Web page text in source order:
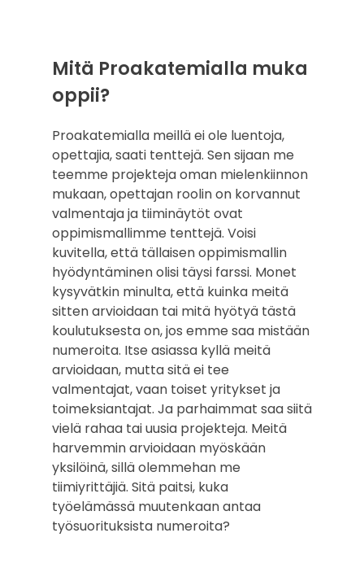
Mitä Proakatemialla muka
oppii?
Proakatemialla meillä ei ole luentoja,
opettajia, saati tenttejä. Sen sijaan me
teemme projekteja oman mielenkiinnon
mukaan, opettajan roolin on korvannut
valmentaja ja tiiminäytöt ovat
oppimismallimme tenttejä. Voisi
kuvitella, että tällaisen oppimismallin
hyödyntäminen olisi täysi farssi. Monet
kysyvätkin minulta, että kuinka meitä
sitten arvioidaan tai mitä hyötyä tästä
koulutuksesta on, jos emme saa mistään
numeroita. Itse asiassa kyllä meitä
arvioidaan, mutta sitä ei tee
valmentajat, vaan toiset yritykset ja
toimeksiantajat. Ja parhaimmat saa siitä
vielä rahaa tai uusia projekteja. Meitä
harvemmin arvioidaan myöskään
yksilöinä, sillä olemmehan me
tiimiyrittäjiä. Sitä paitsi, kuka
työelämässä muutenkaan antaa
työsuorituksista numeroita?